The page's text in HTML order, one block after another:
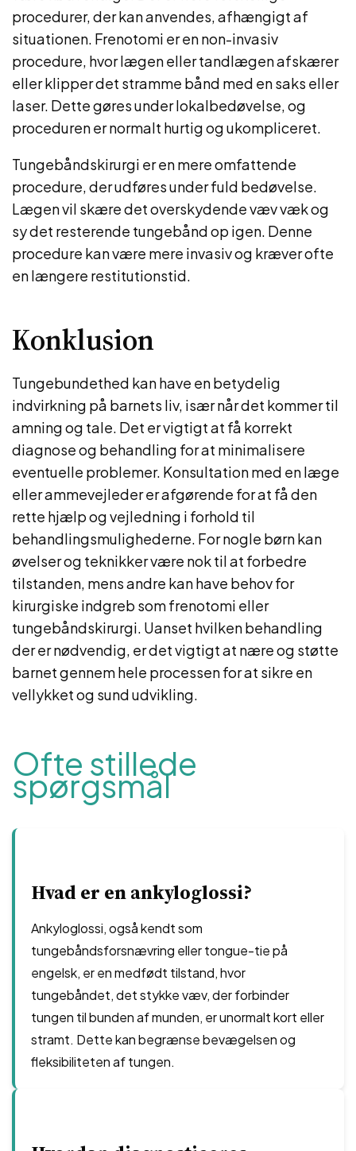
procedurer, der kan anvendes, afhængigt af
situationen. Frenotomi er en non-invasiv
procedure, hvor lægen eller tandlægen afskærer
eller klipper det stramme bånd med en saks eller
laser. Dette gøres under lokalbedøvelse, og
proceduren er normalt hurtig og ukompliceret.
Tungebåndskirurgi er en mere omfattende
procedure, der udføres under fuld bedøvelse.
Lægen vil skære det overskydende væv væk og
sy det resterende tungebånd op igen. Denne
procedure kan være mere invasiv og kræver ofte
en længere restitutionstid.
Konklusion
Tungebundethed kan have en betydelig
indvirkning på barnets liv, især når det kommer til
amning og tale. Det er vigtigt at få korrekt
diagnose og behandling for at minimalisere
eventuelle problemer. Konsultation med en læge
eller ammevejleder er afgørende for at få den
rette hjælp og vejledning i forhold til
behandlingsmulighederne. For nogle børn kan
øvelser og teknikker være nok til at forbedre
tilstanden, mens andre kan have behov for
kirurgiske indgreb som frenotomi eller
tungebåndskirurgi. Uanset hvilken behandling
der er nødvendig, er det vigtigt at nære og støtte
barnet gennem hele processen for at sikre en
vellykket og sund udvikling.
Ofte stillede
spørgsmål
Hvad er en ankyloglossi?
Ankyloglossi, også kendt som
tungebåndsforsnævring eller tongue-tie på
engelsk, er en medfødt tilstand, hvor
tungebåndet, det stykke væv, der forbinder
tungen til bunden af ​​munden, er unormalt kort eller
stramt. Dette kan begrænse bevægelsen og
fleksibiliteten af ​​tungen.